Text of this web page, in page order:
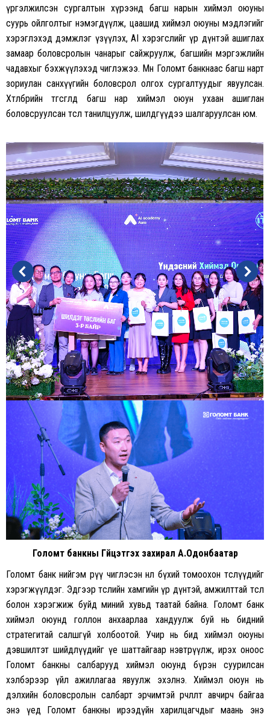
үргэлжилсэн сургалтын хүрээнд багш нарын хиймэл оюуны
суурь ойлголтыг нэмэгдүүлж, цаашид хиймэл оюуны мэдлэгийг
хэрэглэхэд дэмжлэг үзүүлэх, AI хэрэгслийг үр дүнтэй ашиглах
замаар боловсролын чанарыг сайжруулж, багшийн мэргэжлийн
чадавхыг бэхжүүлэхэд чиглэжээ. Мөн Голомт банкнаас багш нарт
зориулан санхүүгийн боловсрол олгох сургалтуудыг явуулсан.
Хөтөлбөрийн төгсгөлд багш нар хиймэл оюун ухаан ашиглан
боловсруулсан төслөө танилцуулж, шилдгүүдээ шалгаруулсан юм.
Голомт банкны Гүйцэтгэх захирал А.Одонбаатар
Голомт банк нийгэм рүү чиглэсэн нөлөө бүхий томоохон төслүүдийг
хэрэгжүүлдэг. Эдгээр төслийн хамгийн үр дүнтэй, амжилттай төсөл
болон хэрэгжиж буйд миний хувьд таатай байна. Голомт банк
хиймэл оюунд голлон анхаарлаа хандуулж буй нь бидний
стратегитай салшгүй холбоотой. Учир нь бид хиймэл оюуны
дэвшилтэт шийдлүүдийг үе шаттайгаар нэвтрүүлж, ирэх оноос
Голомт банкны салбарууд хиймэл оюунд бүрэн суурилсан
хэлбэрээр үйл ажиллагаа явуулж эхэлнэ. Хиймэл оюун нь
дэлхийн боловсролын салбарт эрчимтэй өөрчлөлт авчирч байгаа
энэ үед Голомт банкны ирээдүйн харилцагчдыг маань энэ